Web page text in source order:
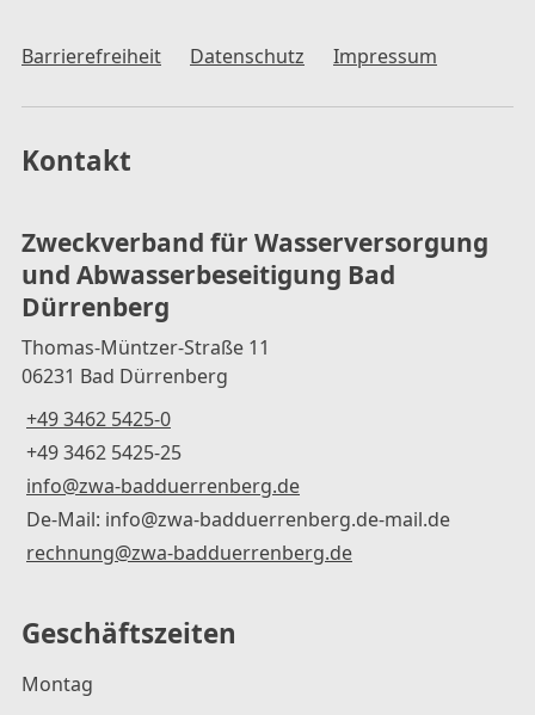
Barrierefreiheit Datenschutz Impressum
Kontakt
Zweckverband für Wasserversorgung
und Abwasserbeseitigung Bad
Dürrenberg
Thomas-Müntzer-Straße 11
06231 Bad Dürrenberg
+49 3462 5425-0
+49 3462 5425-25
info@zwa-badduerrenberg.de
De-Mail: info@zwa-badduerrenberg.de-mail.de
rechnung@zwa-badduerrenberg.de
Geschäftszeiten
Montag